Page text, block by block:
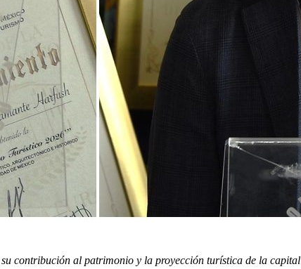
contribución al patrimonio y la proyección turística de la capital